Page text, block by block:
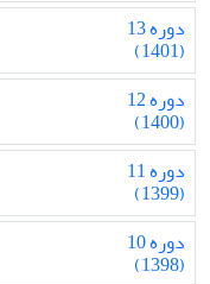
دوره 13
(1401)
دوره 12
(1400)
دوره 11
(1399)
دوره 10
(1398)